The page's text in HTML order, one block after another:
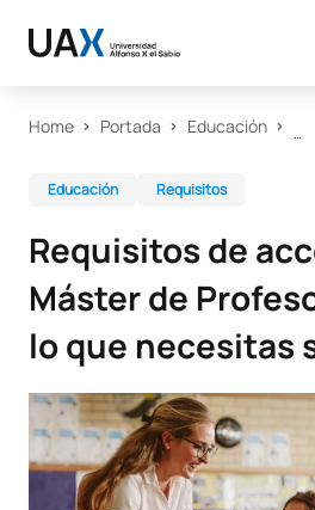
Home Portada Educación
Educación Requisitos
Requisitos de
Máster de
lo que necesitas